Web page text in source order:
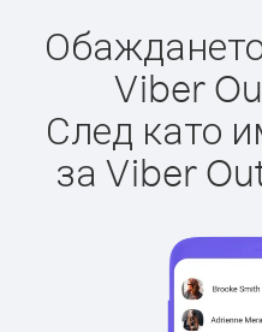
Viber
След като
за Viber